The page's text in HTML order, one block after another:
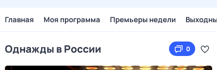
Главная Моя программа Премьеры недели
Однажды в России 0